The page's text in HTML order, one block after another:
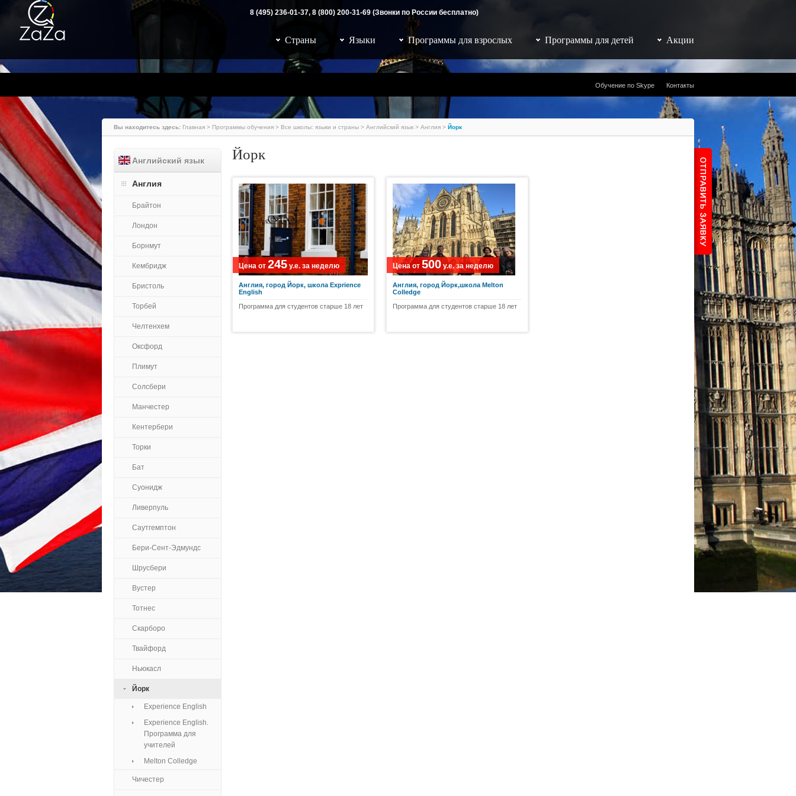
8 (495) 236-01-37, 8 (800) 200-31-69 (Звонки по России бесплатно)
Контакты
Обучение по Skype
Акции
Программы для детей
Программы для взрослых
Языки
Страны
Вы находитесь здесь: Главная > Программы обучения > Все школы: языки и страны > Английский язык > Англия > Йорк
Английский язык
Англия
Брайтон
Лондон
Борнмут
Кембридж
Бристоль
Торбей
Челтенхем
Оксфорд
Плимут
Солсбери
Манчестер
Кентербери
Торки
Бат
Суонидж
Ливерпуль
Саутгемптон
Бери-Сент-Эдмундс
Шрусбери
Вустер
Тотнес
Скарборо
Твайфорд
Ньюкасл
Йорк
Experience English
Experience English.
Программа для
учителей
Melton Colledge
Чичестер
Йорк
Цена от 245 у.е. за неделю
Англия, город Йорк, школа Exprience
English
Программа для студентов старше 18 лет
Цена от 500 у.е.за неделю
Англия, город Йорк,школа Melton
Colledge
Программа для студентов старше 18 лет